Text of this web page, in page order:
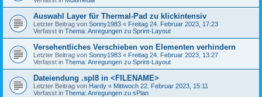
Auswahl Layer für Thermal-Pad zu klickintensiv
Letzter Beitrag von Sonny1983 « Freitag 24. Februar 2023, 17:23
Verfasst in Thema: Anregungen zu Sprint-Layout
Versehentliches Verschieben von Elementen verhindern
Letzter Beitrag von Sonny1983 « Freitag 24. Februar 2023, 13:27
Verfasst in Thema: Anregungen zu Sprint-Layout
Dateiendung .spl8 in <FILENAME>
Letzter Beitrag von Hardy « Mittwoch 22. Februar 2023, 15:11
Verfasst in Thema: Anregungen zu sPlan